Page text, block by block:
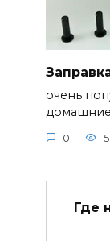
очень
0
Где